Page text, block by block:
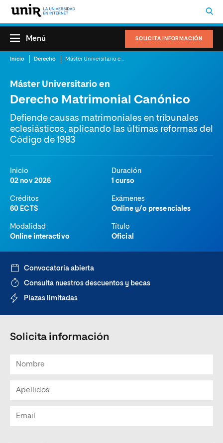
SOLICITA INFORMACIÓN
Menú
Inicio Derecho
Máster Universitario en
Derecho Matrimonial Canónico
Defiende causas matrimoniales en tribunales
eclesiásticos, aplicando las últimas reformas del
Código de 1983
Inicio
02 nov 2026
Duración
1 curso
Créditos
60 ECTS
Exámenes
Online y/o presenciales
Modalidad
Online interactivo
Título
Oficial
Convocatoria abierta
Consulta nuestros descuentos y becas
Plazas limitadas
Solicita información